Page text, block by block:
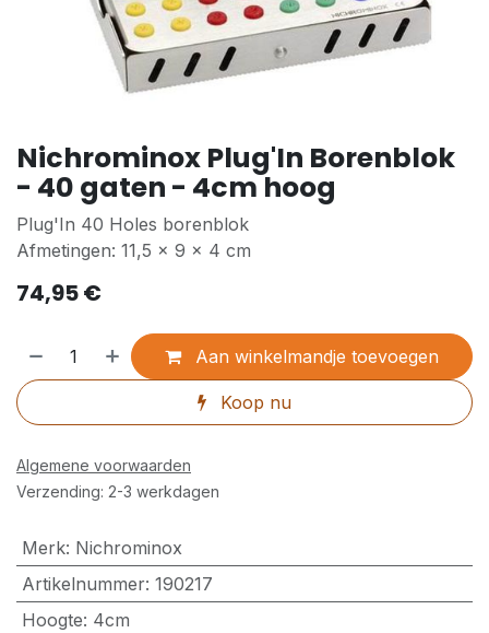
Nichrominox Plug'In Borenblok
- 40 gaten - 4cm hoog
Plug'In 40 Holes borenblok
Afmetingen: 11,5 x 9 x 4 cm
74,95€
Aan winkelmandje toevoegen
Koop nu
Algemene voorwaarden
Verzending: 2-3 werkdagen
Merk: Nichrominox
Artikelnummer: 190217
Hoogte: 4cm